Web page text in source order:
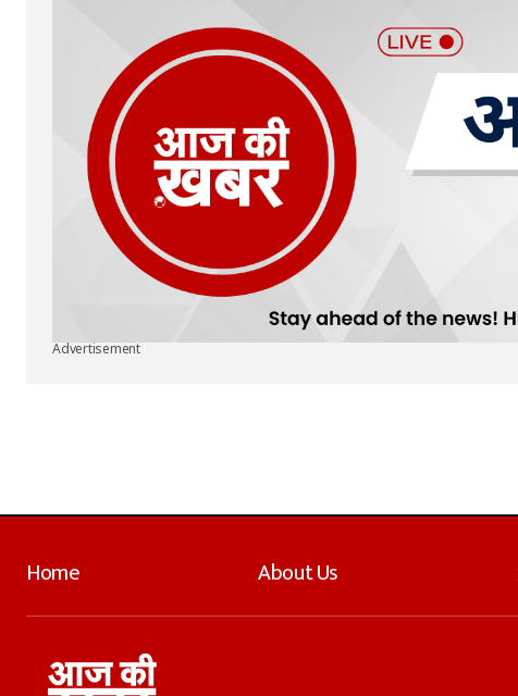
Advertisement
Home About Us